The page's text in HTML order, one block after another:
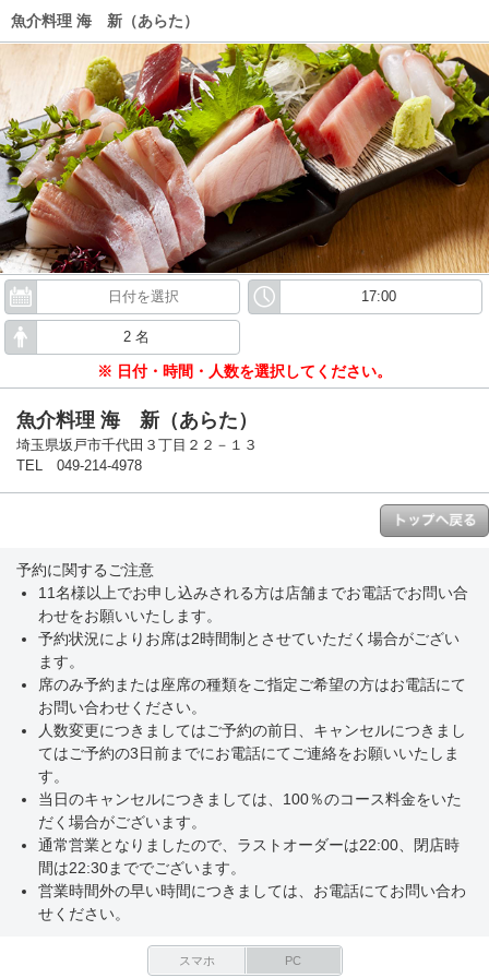
魚介料理 海 新（あらた）
※ 日付・時間・人数を選択してください。
魚介料理 海 新（あらた）
埼玉県坂戸市千代田３丁目２２－１３
TEL 049-214-4978
予約に関するご注意
11名様以上でお申し込みされる方は店舗までお電話でお問い合
わせをお願いいたします。
予約状況によりお席は2時間制とさせていただく場合がござい
ます。
席のみ予約または座席の種類をご指定ご希望の方はお電話にて
お問い合わせください。
人数変更につきましてはご予約の前日、キャンセルにつきまし
てはご予約の3日前までにお電話にてご連絡をお願いいたしま
す。
当日のキャンセルにつきましては、100％のコース料金をいた
だく場合がございます。
通常営業となりましたので、ラストオーダーは22:00、閉店時
間は22:30まででございます。
営業時間外の早い時間につきましては、お電話にてお問い合わ
せください。
スマホ PC